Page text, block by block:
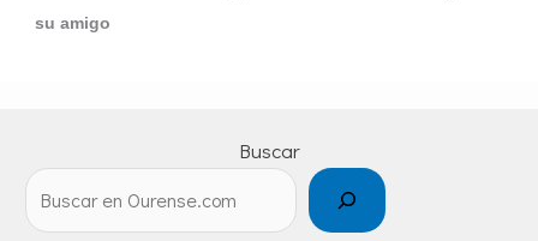
su amigo
Buscar